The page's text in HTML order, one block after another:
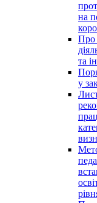
на
Про
та
у